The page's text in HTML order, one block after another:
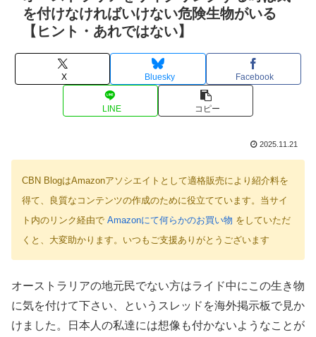
を付けなければいけない危険生物がいる
【ヒント・あれではない】
X Bluesky Facebook
LINE コピー
2025.11.21
CBN BlogはAmazonアソシエイトとして適格販売により紹介料を
得て、良質なコンテンツの作成のために役立てています。当サイ
ト内のリンク経由で Amazonにて何らかのお買い物 をしていただ
くと、大変助かります。いつもご支援ありがとうございます
オーストラリアの地元民でない方はライド中にこの生き物
に気を付けて下さい、というスレッドを海外掲示板で見か
けました。日本人の私達には想像も付かないようなことが